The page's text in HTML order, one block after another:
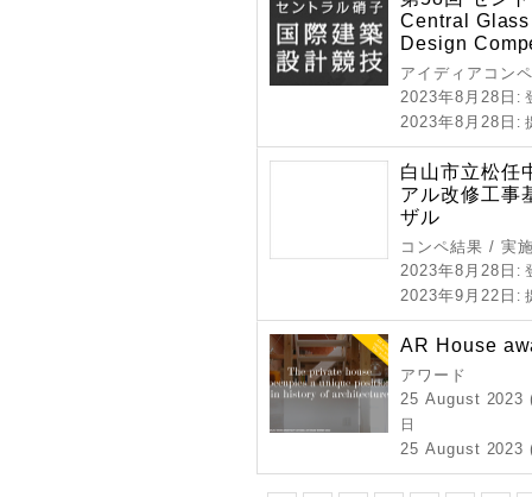
Central
Design
アイディアコン
2023年8月28日 :
2023年8月28日 :
白山市立松任
アル改修工事
ザル
コンペ結果 / 実
2023年8月28日 :
2023年9月22日 :
AR House
アワード
25 August 2023
日
25 August 2023